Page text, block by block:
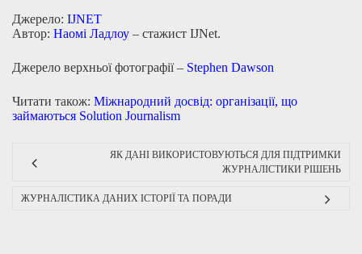
Джерело: IJNET
Автор: Наомі Ладлоу – стажист IJNet.
Джерело верхньої фотографії – Stephen Dawson
Читати також: Міжнародний досвід: організації, що
займаються Solution Journalism
ЯК ДАНІ ВИКОРИСТОВУЮТЬСЯ ДЛЯ ПІДТРИМКИ
ЖУРНАЛІСТИКИ РІШЕНЬ
ЖУРНАЛІСТИКА ДАНИХ ІСТОРІЇ ТА ПОРАДИ